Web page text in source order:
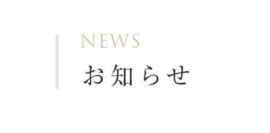
NEWS
お知らせ